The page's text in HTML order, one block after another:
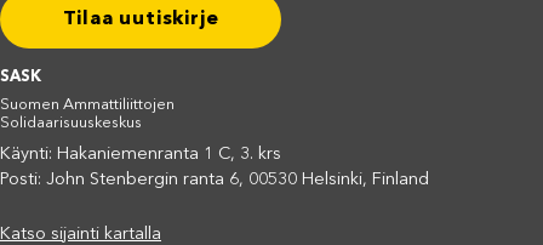
Tilaa uutiskirje
SASK
Suomen Ammattiliittojen
Solidaarisuuskeskus
Käynti: Hakaniemenranta 1 C, 3. krs
Posti: John Stenbergin ranta 6, 00530 Helsinki, Finland
Katso sijainti kartalla